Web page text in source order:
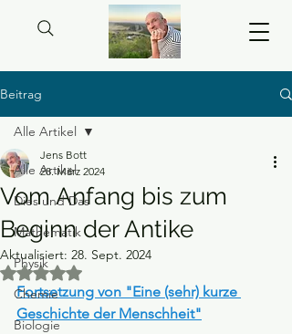
Beitrag
Alle Artikel
Dies und Das
Mathematik
Physik
Chemie
Biologie
Alle Artikel
Vom Anfang bis zum
Beginn der Antike
Jens Bott
28. März 2024
Aktualisiert: 28. Sept. 2024
Mit NaN von 5 Sternen bewertet.
Fortsetzung von "Eine (sehr) kurze
Geschichte der Menschheit"